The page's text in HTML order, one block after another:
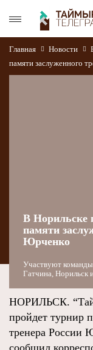
Главная Новости
памяти заслуженного
В Норильске
памяти
Юрченко
Участвуют
Гатчина, Норильск
НОРИЛЬСК.
пройдет турнир
тренера России
сообщил